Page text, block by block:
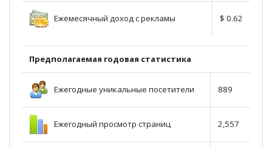
Ежемесячный доход с рекламы $ 0.62
Предполагаемая годовая статистика
Ежегодные уникальные посетители 889
Ежегодный просмотр страниц 2,557